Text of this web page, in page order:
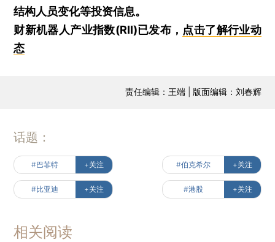
结构人员变化等投资信息。
财新机器人产业指数(RII)已发布， 点击了解行业动
态
责任编辑：王端 | 版面编辑：刘春辉
话题：
#巴菲特 +关注 #伯克希尔 +关注
#比亚迪 +关注 #港股 +关注
相关阅读